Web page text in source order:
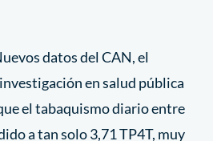
datos del CAN, el
en salud pública
el tabaquismo diario entre
a tan solo 3,71 TP4T, muy